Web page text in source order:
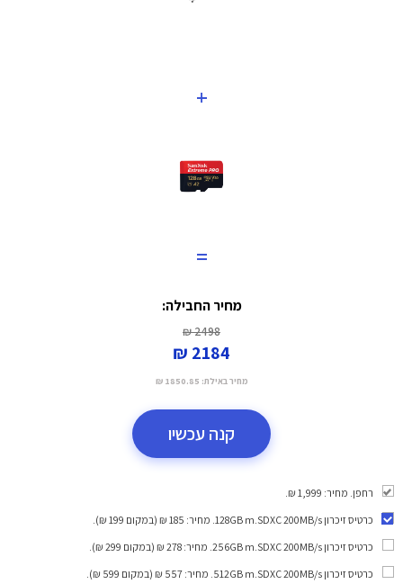
+
=
מחיר החבילה:
2498 ₪
2184 ₪
מחיר באילת: 1850.85 ₪
קנה עכשיו
רחפן. מחיר: 1,999 ₪.
כרטיס זיכרון 128GB m.SDXC 200MB/s
. מחיר: 185 ₪ (במקום 199 ₪).
כרטיס זיכרון 256GB m.SDXC 200MB/s
. מחיר: 278 ₪ (במקום 299 ₪).
כרטיס זיכרון 512GB m.SDXC 200MB/s
. מחיר: 557 ₪ (במקום 599 ₪).